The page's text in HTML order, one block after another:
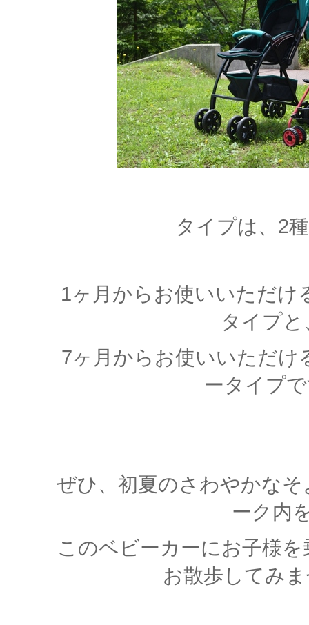
タイプは、2
1ヶ月からお使いいただけ
タイプと
7ヶ月からお使いいただけ
ータイプ
ぜひ、初夏のさわやかな
ーク内
このベビーカーにお子様
お散歩してみ